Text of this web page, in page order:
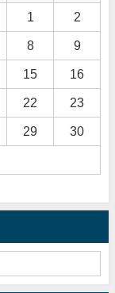
1 2
8 9
15 16
22 23
29 30